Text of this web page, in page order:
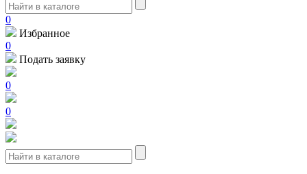
0
Избранное
0
Подать заявку
0
0